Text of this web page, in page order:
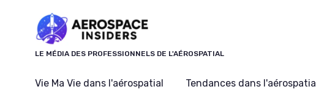
LE MÉDIA DES PROFESSIONNELS DE L'AÉROSPATIAL
Vie Ma Vie dans l'aérospatial Tendances dans l'aérospatial